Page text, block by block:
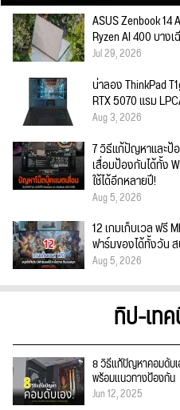
ASUS Zenbook 14
Ryzen AI 400 บาง
Jul 29, 2026
น่าลอง ThinkPad
RTX 5070 แรม
Aug 3, 2026
7 วิธีแก้ปัญหาและป้
เสื่อมป้องกันได้ทั้ง
ใช้ได้อีกหลายปี!
Aug 5, 2026
12 เกมเก็บเวล ฟรี
ฟาร์มของได้ทั้งวัน
Aug 5, 2026
ทิป-เท
8 วิธีแก้ปัญหาคอมดับเ
พร้อมแนวทางป้องกัน
Jun 12, 2025